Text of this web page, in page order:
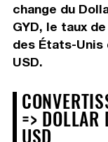
change du
GYD, le taux
des États-Unis
USD.
=> DOLLAR
USD